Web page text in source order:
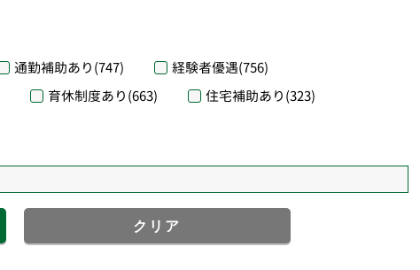
通勤補助あり(747) 経験者優遇(756)
育休制度あり(663) 住宅補助あり(323)
クリア